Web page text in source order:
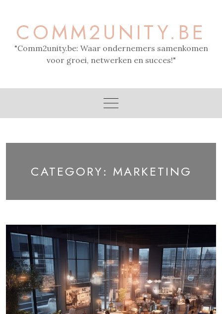
contentCOMM2UNITY.BE
"Comm2unity.be: Waar ondernemers samenkomen
voor groei, netwerken en succes!"
CATEGORY: MARKETING